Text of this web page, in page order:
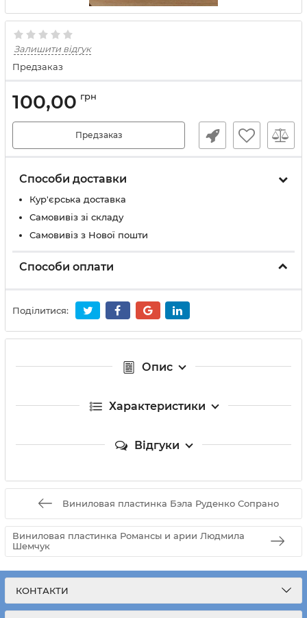
Залишити відгук
Предзаказ
100,00 грн
Предзаказ
Способи доставки
Кур'єрська доставка
Самовивіз зі складу
Самовивіз з Нової пошти
Способи оплати
Поділитися:
Опис
Характеристики
Відгуки
Виниловая пластинка Бэла Руденко Сопрано
Виниловая пластинка Романсы и арии Людмила
Шемчук
КОНТАКТИ